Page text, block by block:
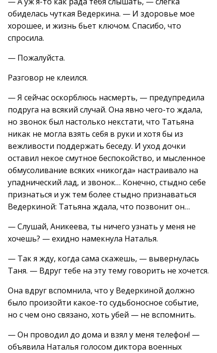
обиделась чуткая Ведеркина. — И здоровье мое
хорошее, и жизнь бьет ключом. Спасибо, что
спросила.
— Пожалуйста.
Разговор не клеился.
— Я сейчас оскорблюсь насмерть, — предупредила
подруга на всякий случай. Она явно чего-то ждала,
но звонок был настолько некстати, что Татьяна
никак не могла взять себя в руки и хотя бы из
вежливости поддержать беседу. И уход дочки
оставил некое смутное беспокойство, и мысленное
обмусоливание всяких «никогда» настраивало на
упаднический лад, и звонок… Конечно, стыдно себе
признаться и уж тем более стыдно признаваться
Ведеркиной: Татьяна ждала, что позвонит он…
— Слушай, Аникеева, ты ничего узнать у меня не
хочешь? — ехидно намекнула Наталья.
— Так я жду, когда сама скажешь, — вывернулась
Таня. — Вдруг тебе на эту тему говорить не хочется.
Она вдруг вспомнила, что у Ведеркиной должно
было произойти какое-то судьбоносное событие,
но с чем оно связано, хоть убей — не вспомнить.
— Он проводил до дома и взял у меня телефон! —
объявила Наталья голосом диктора военных